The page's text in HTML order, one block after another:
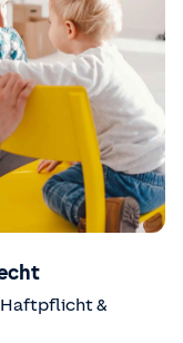
Haftpflicht &